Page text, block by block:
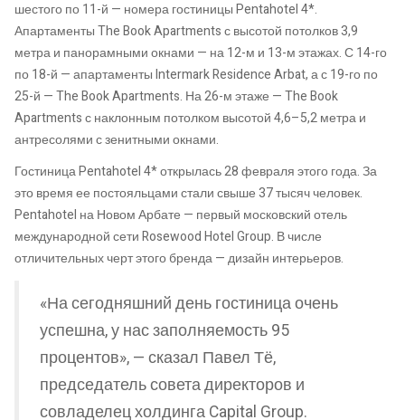
шестого по 11-й — номера гостиницы Pentahotel 4*.
Апартаменты The Book Apartments с высотой потолков 3,9
метра и панорамными окнами — на 12-м и 13-м этажах. С 14-го
по 18-й — апартаменты Intermark Residence Arbat, а с 19-го по
25-й — The Book Apartments. На 26-м этаже — The Book
Apartments с наклонным потолком высотой 4,6–5,2 метра и
антресолями с зенитными окнами.
Гостиница Pentahotel 4* открылась 28 февраля этого года. За
это время ее постояльцами стали свыше 37 тысяч человек.
Pentahotel на Новом Арбате — первый московский отель
международной сети Rosewood Hotel Group. В числе
отличительных черт этого бренда — дизайн интерьеров.
«На сегодняшний день гостиница очень
успешна, у нас заполняемость 95
процентов», — сказал Павел Тё,
председатель совета директоров и
совладелец холдинга Capital Group.